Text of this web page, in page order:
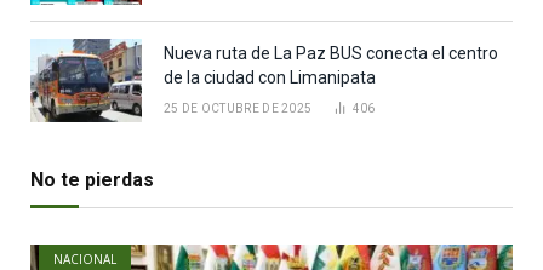
Nueva ruta de La Paz BUS conecta el centro
de la ciudad con Limanipata
25 DE OCTUBRE DE 2025 406
No te pierdas
NACIONAL